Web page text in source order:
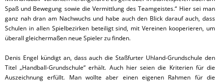
Spaß und Bewegung sowie die Vermittlung des Teamgeistes.“ Hier sei man
ganz nah dran am Nachwuchs und habe auch den Blick darauf auch, dass
Schulen in allen Spielbezirken beteiligt sind, mit Vereinen kooperieren, um
überall gleichermaßen neue Spieler zu finden.
Denis Engel kündigt an, dass auch die Staßfurter Uhland-Grundschule den
Titel „Handball-Grundschule“ erhält. Auch hier seien die Kriterien für die
Auszeichnung erfüllt. Man wollte aber einen eigenen Rahmen für die